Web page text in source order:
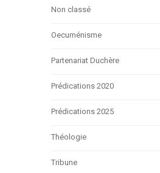
Non classé
Oecuménisme
Partenariat Duchère
Prédications 2020
Prédications 2025
Théologie
Tribune